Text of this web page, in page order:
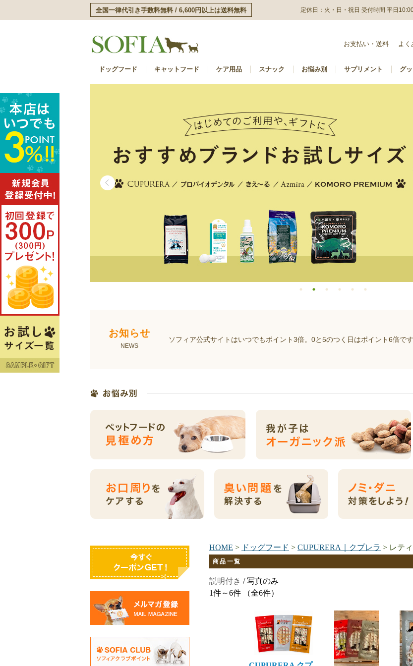
全国一律代引き手数料無料 / 6,600円以上は送料無料 定休日：火・日・祝日 受付時間 平日
お支払い・送料 よく
ドッグフード キャットフード ケア用品 スナック お悩み別 サプリメント グ
お知らせ
NEWS
ソフィア公式サイトはいつでもポイント3倍。0と5のつく日はポイント6倍で
HOME > ドッグフード > CUPURERA｜クプレラ > レテ
商品一覧
説明付き / 写真のみ
1件～6件 （全6件）